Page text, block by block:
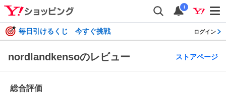
i
毎日引けるくじ 今すぐ挑戦 ログイン
nordlandkensoのレビュー ストアページ
総合評価